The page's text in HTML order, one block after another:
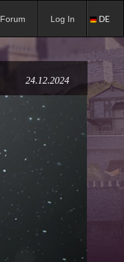
Forum Log In DE
24.12.2024